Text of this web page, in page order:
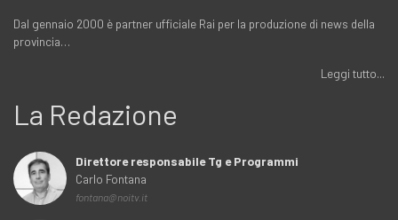
Dal gennaio 2000 è partner ufficiale Rai per la produzione di news della
provincia…
Leggi tutto...
La Redazione
Direttore responsabile Tg e Programmi
Carlo Fontana
fontana@noitv.it